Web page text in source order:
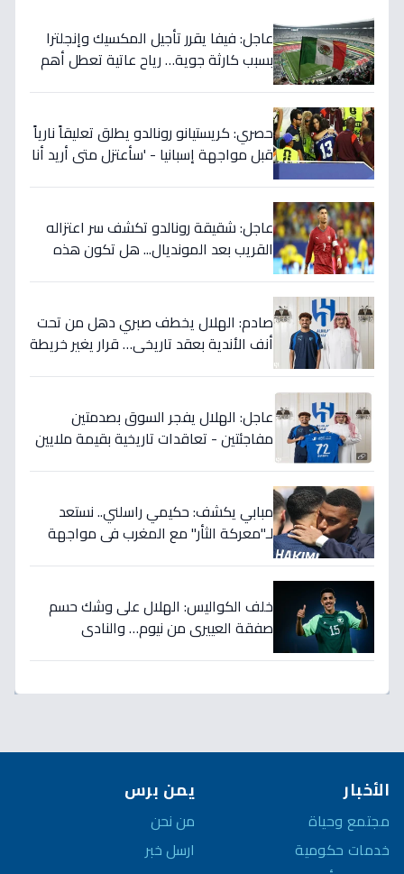
عاجل: فيفا يقرر تأجيل المكسيك وإنجلترا
بسبب كارثة جوية… رياح عاتية تعطل أهم
حصري: كريستيانو رونالدو يطلق تعليقاً نارياً
قبل مواجهة إسبانيا - 'سأعتزل متى أريد أنا
عاجل: شقيقة رونالدو تكشف سر اعتزاله
القريب بعد المونديال... هل تكون هذه
صادم: الهلال يخطف صبري دهل من تحت
أنف الأندية بعقد تاريخي… قرار يغير خريطة
عاجل: الهلال يفجر السوق بصدمتين
مفاجئتين - تعاقدات تاريخية بقيمة ملايين
مبابي يكشف: حكيمي راسلني.. نستعد
لـ"معركة الثأر" مع المغرب في مواجهة
خلف الكواليس: الهلال على وشك حسم
صفقة العييري من نيوم… والنادي
الأخبار
مجتمع وحياة
خدمات حكومية
يمن برس
من نحن
ارسل خبر